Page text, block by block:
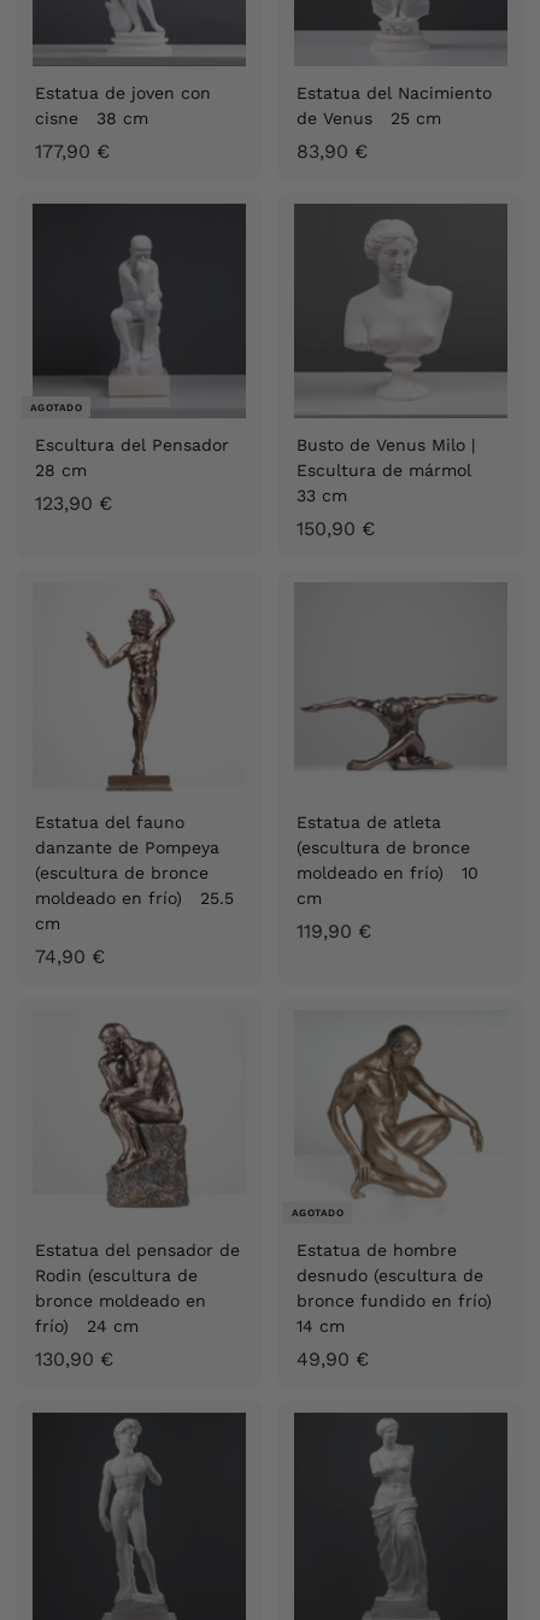
Estatua de joven con
cisne 38 cm
177,90 €1
7
9
€
Estatua del Nacimiento
de Venus 25 cm
83,90 €8
,
9
0
€
AGOTADO
Escultura del Pensador
28 cm
123,90 €1
0
Busto de Venus Milo |
Escultura de mármol
33 cm
150,90 €1
€
Estatua del fauno
danzante de Pompeya
(escultura de bronce
moldeado en frío) 25.5
cm
74,90 €7
9
0
€
Estatua de atleta
(escultura de bronce
moldeado en frío) 10
cm
119,90 €1
9
0
€
Estatua del pensador de
Rodin (escultura de
bronce moldeado en
frío) 24 cm
130,90 €1
0
,
9
0
€
AGOTADO
Estatua de hombre
desnudo (escultura de
bronce fundido en frío)
14 cm
49,90 €4
,
9
0
€